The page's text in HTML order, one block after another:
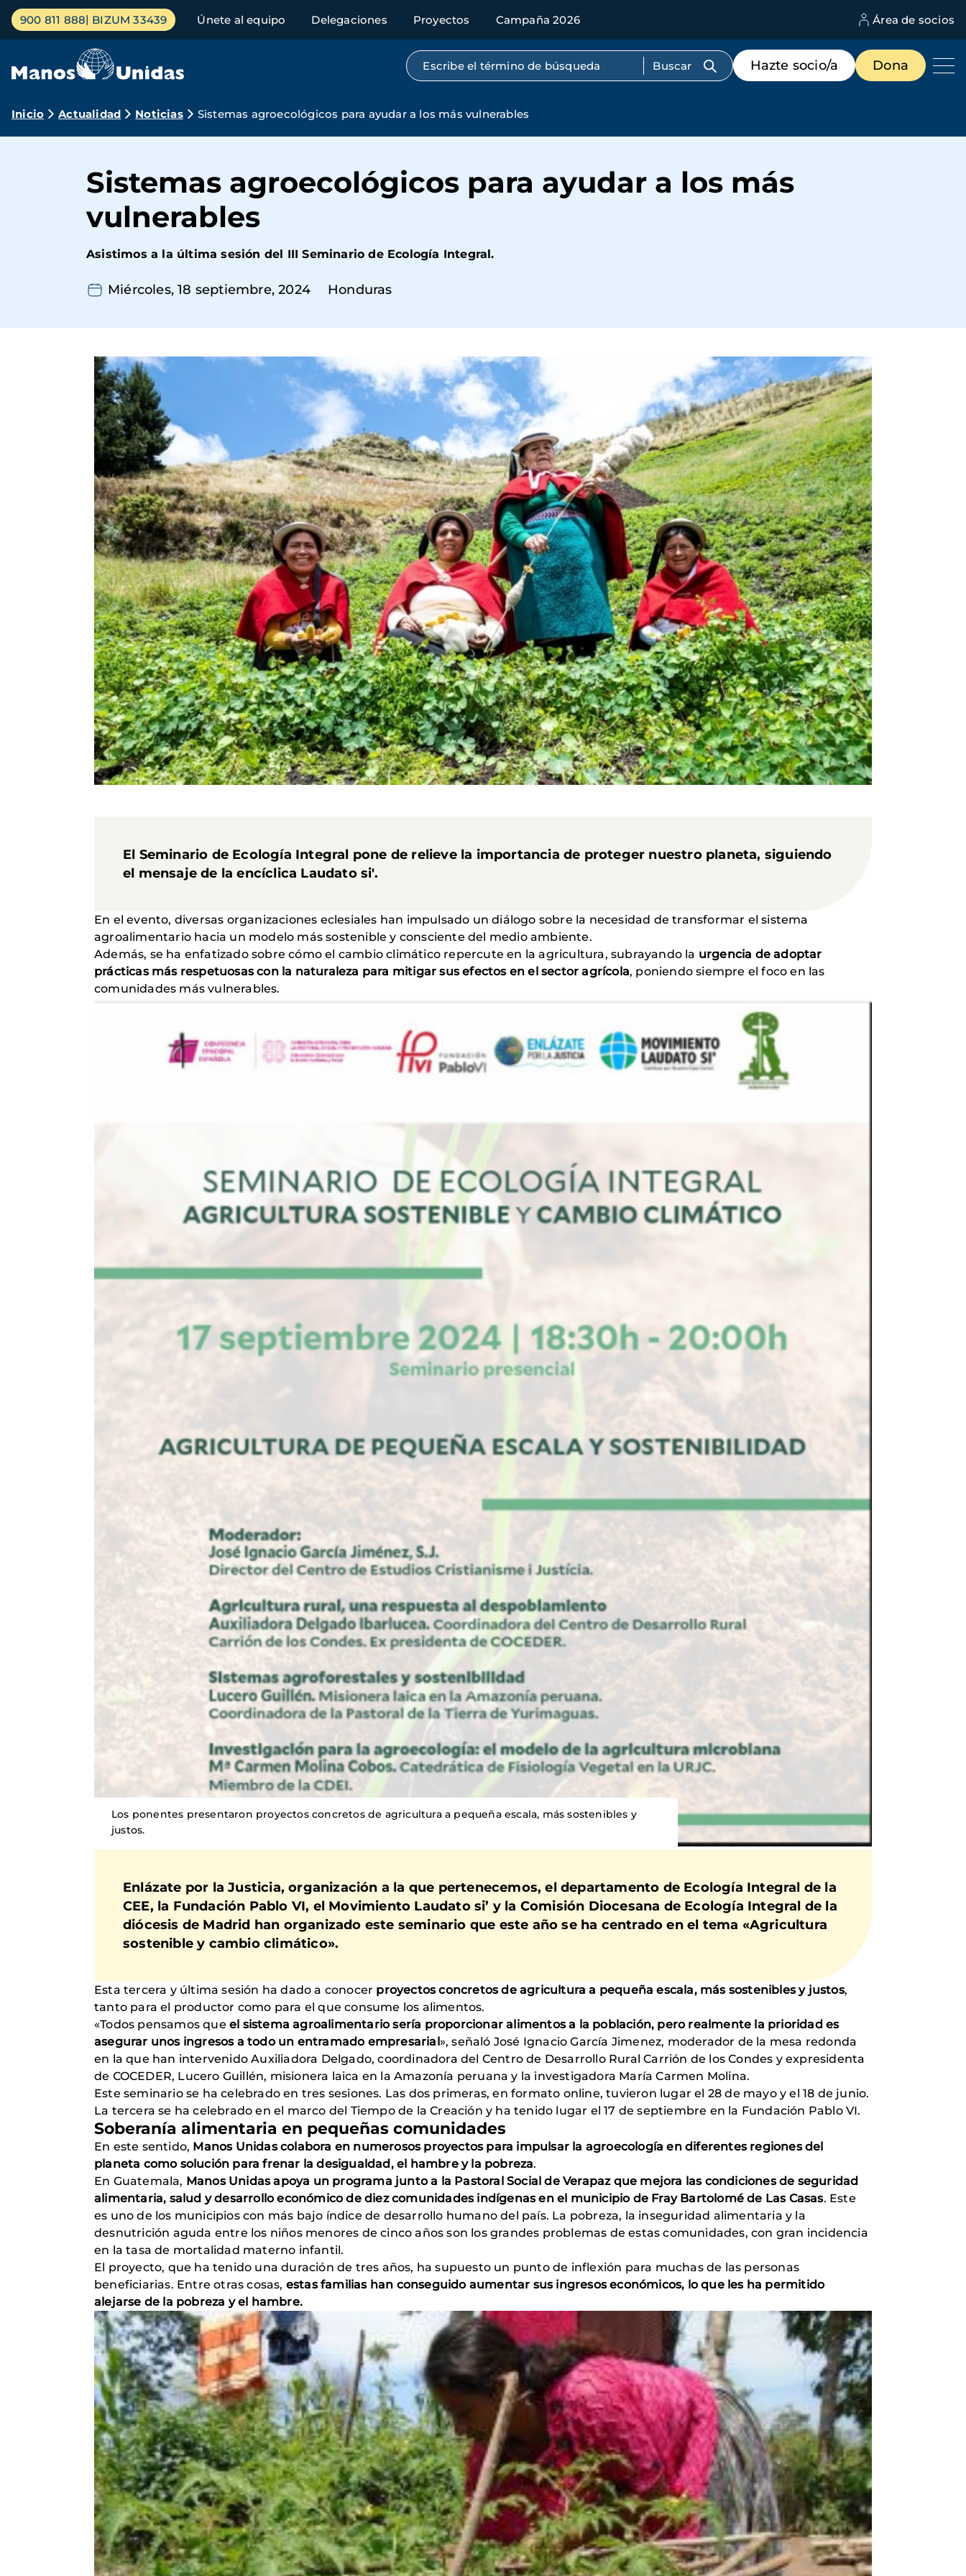
Pasar
contenido
Menú
principal
900 811 888 BIZUM 33439 Únete al equipo Delegaciones Proyectos Campaña 2026 Área de socios
Búsqueda por texto completo
Menú
de
destacados
Hazte socio/a Dona
Ruta
navegación
Inicio Actualidad Noticias Sistemas agroecológicos para ayudar a los más vulnerables
Sistemas agroecológicos para ayudar a los más
vulnerables
Asistimos a la última sesión del III Seminario de Ecología Integral.
Miércoles, 18 septiembre, 2024 Honduras
El Seminario de Ecología Integral pone de relieve la importancia de proteger nuestro planeta, siguiendo
el mensaje de la encíclica Laudato si'.
En el evento, diversas organizaciones eclesiales han impulsado un diálogo sobre la necesidad de transformar el sistema
agroalimentario hacia un modelo más sostenible y consciente del medio ambiente.
Además, se ha enfatizado sobre cómo el cambio climático repercute en la agricultura, subrayando la urgencia de adoptar
prácticas más respetuosas con la naturaleza para mitigar sus efectos en el sector agrícola, poniendo siempre el foco en las
comunidades más vulnerables.
Los ponentes presentaron proyectos concretos de agricultura a pequeña escala, más sostenibles y
justos.
Enlázate por la Justicia, organización a la que pertenecemos, el departamento de Ecología Integral de la
CEE, la Fundación Pablo VI, el Movimiento Laudato si’ y la Comisión Diocesana de Ecología Integral de la
diócesis de Madrid han organizado este seminario que este año se ha centrado en el tema «Agricultura
sostenible y cambio climático».
Esta tercera y última sesión ha dado a conocer proyectos concretos de agricultura a pequeña escala, más sostenibles y justos,
tanto para el productor como para el que consume los alimentos.
«Todos pensamos que el sistema agroalimentario sería proporcionar alimentos a la población, pero realmente la prioridad es
asegurar unos ingresos a todo un entramado empresarial», señaló José Ignacio García Jimenez, moderador de la mesa redonda
en la que han intervenido Auxiliadora Delgado, coordinadora del Centro de Desarrollo Rural Carrión de los Condes y expresidenta
de COCEDER, Lucero Guillén, misionera laica en la Amazonía peruana y la investigadora María Carmen Molina.
Este seminario se ha celebrado en tres sesiones. Las dos primeras, en formato online, tuvieron lugar el 28 de mayo y el 18 de junio.
La tercera se ha celebrado en el marco del Tiempo de la Creación y ha tenido lugar el 17 de septiembre en la Fundación Pablo VI.
Soberanía alimentaria en pequeñas comunidades
En este sentido, Manos Unidas colabora en numerosos proyectos para impulsar la agroecología en diferentes regiones del
planeta como solución para frenar la desigualdad, el hambre y la pobreza.
En Guatemala, Manos Unidas apoya un programa junto a la Pastoral Social de Verapaz que mejora las condiciones de seguridad
alimentaria, salud y desarrollo económico de diez comunidades indígenas en el municipio de Fray Bartolomé de Las Casas. Este
es uno de los municipios con más bajo índice de desarrollo humano del país. La pobreza, la inseguridad alimentaria y la
desnutrición aguda entre los niños menores de cinco años son los grandes problemas de estas comunidades, con gran incidencia
en la tasa de mortalidad materno infantil.
El proyecto, que ha tenido una duración de tres años, ha supuesto un punto de inflexión para muchas de las personas
beneficiarias. Entre otras cosas, estas familias han conseguido aumentar sus ingresos económicos, lo que les ha permitido
alejarse de la pobreza y el hambre.